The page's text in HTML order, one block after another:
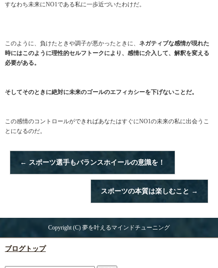
すなわち未来にNO1である私に一歩近づいたわけだ。
このように、負けたときや調子が悪かったときに、 ネガティブな感情が現れた
時にはこのように理性的セルフトークにより、感情に介入して、解釈を変える
必要がある。
そしてそのときに絶対に未来のゴールのエフィカシーを下げないことだ。
この感情のコントロールができればあなたはすぐにNO1の未来の私に出会うこ
とになるのだ。
← スポーツ選手もバランスホイールの意識を！
スポーツの本質は楽しむこと →
Copyright (C) 夢を叶えるマインドチューニング
ブログトップ